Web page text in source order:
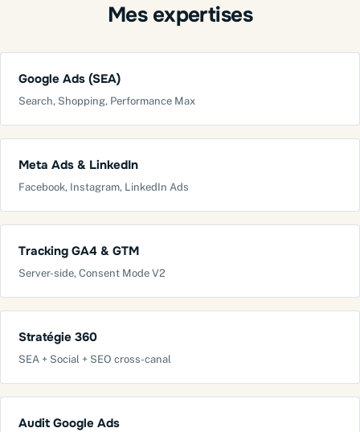
Mes expertises
Google Ads (SEA)
Search, Shopping, Performance Max
Meta Ads & LinkedIn
Facebook, Instagram, LinkedIn Ads
Tracking GA4 & GTM
Server-side, Consent Mode V2
Stratégie 360
SEA + Social + SEO cross-canal
Audit Google Ads